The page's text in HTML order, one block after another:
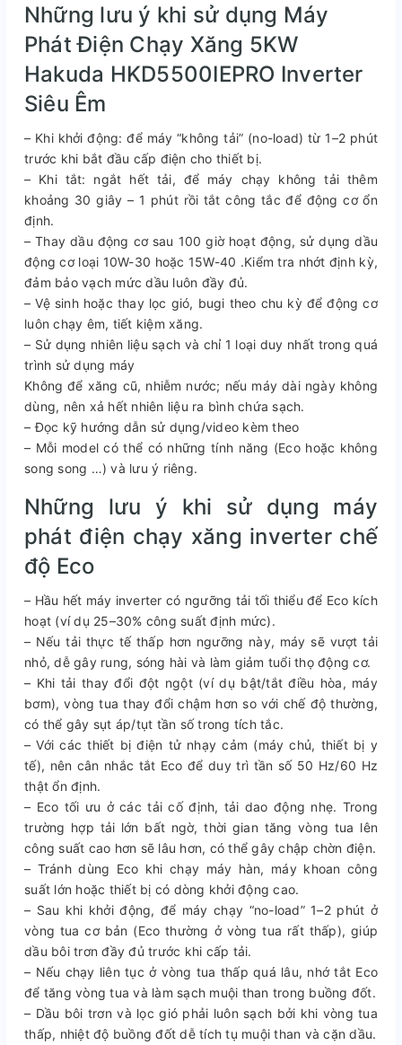
Những lưu ý khi sử dụng Máy
Phát Điện Chạy Xăng 5KW
Hakuda HKD5500IEPRO Inverter
Siêu Êm
– Khi khởi động: để máy “không tải” (no-load) từ 1–2 phút
trước khi bắt đầu cấp điện cho thiết bị.
– Khi tắt: ngắt hết tải, để máy chạy không tải thêm
khoảng 30 giây – 1 phút rồi tắt công tắc để động cơ ổn
định.
– Thay dầu động cơ sau 100 giờ hoạt động, sử dụng dầu
động cơ loại 10W-30 hoặc 15W-40 .Kiểm tra nhớt định kỳ,
đảm bảo vạch mức dầu luôn đầy đủ.
– Vệ sinh hoặc thay lọc gió, bugi theo chu kỳ để động cơ
luôn chạy êm, tiết kiệm xăng.
– Sử dụng nhiên liệu sạch và chỉ 1 loại duy nhất trong quá
trình sử dụng máy
Không để xăng cũ, nhiễm nước; nếu máy dài ngày không
dùng, nên xả hết nhiên liệu ra bình chứa sạch.
– Đọc kỹ hướng dẫn sử dụng/video kèm theo
– Mỗi model có thể có những tính năng (Eco hoặc không
song song …) và lưu ý riêng.
Những lưu ý khi sử dụng máy
phát điện chạy xăng inverter chế
độ Eco
– Hầu hết máy inverter có ngưỡng tải tối thiểu để Eco kích
hoạt (ví dụ 25–30% công suất định mức).
– Nếu tải thực tế thấp hơn ngưỡng này, máy sẽ vượt tải
nhỏ, dễ gây rung, sóng hài và làm giảm tuổi thọ động cơ.
– Khi tải thay đổi đột ngột (ví dụ bật/tắt điều hòa, máy
bơm), vòng tua thay đổi chậm hơn so với chế độ thường,
có thể gây sụt áp/tụt tần số trong tích tắc.
– Với các thiết bị điện tử nhạy cảm (máy chủ, thiết bị y
tế), nên cân nhắc tắt Eco để duy trì tần số 50 Hz/60 Hz
thật ổn định.
– Eco tối ưu ở các tải cố định, tải dao động nhẹ. Trong
trường hợp tải lớn bất ngờ, thời gian tăng vòng tua lên
công suất cao hơn sẽ lâu hơn, có thể gây chập chờn điện.
– Tránh dùng Eco khi chạy máy hàn, máy khoan công
suất lớn hoặc thiết bị có dòng khởi động cao.
– Sau khi khởi động, để máy chạy “no-load” 1–2 phút ở
vòng tua cơ bản (Eco thường ở vòng tua rất thấp), giúp
dầu bôi trơn đầy đủ trước khi cấp tải.
– Nếu chạy liên tục ở vòng tua thấp quá lâu, nhớ tắt Eco
để tăng vòng tua và làm sạch muội than trong buồng đốt.
– Dầu bôi trơn và lọc gió phải luôn sạch bởi khi vòng tua
thấp, nhiệt độ buồng đốt dễ tích tụ muội than và cặn dầu.